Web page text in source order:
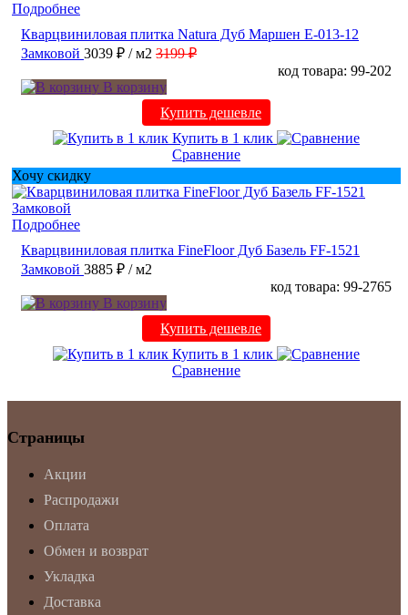
Подробнее
Кварцвиниловая плитка Natura Дуб Маршен E-013-12
Замковой 3039 ₽ / м2 3199 ₽
код товара: 99-202
В корзину
Купить дешевле
Купить в 1 клик
Сравнение
Хочу скидку
Подробнее
Кварцвиниловая плитка FineFloor Дуб Базель FF-1521
Замковой 3885 ₽ / м2
код товара: 99-2765
В корзину
Купить дешевле
Купить в 1 клик
Сравнение
Страницы
Акции
Распродажи
Оплата
Обмен и возврат
Укладка
Доставка